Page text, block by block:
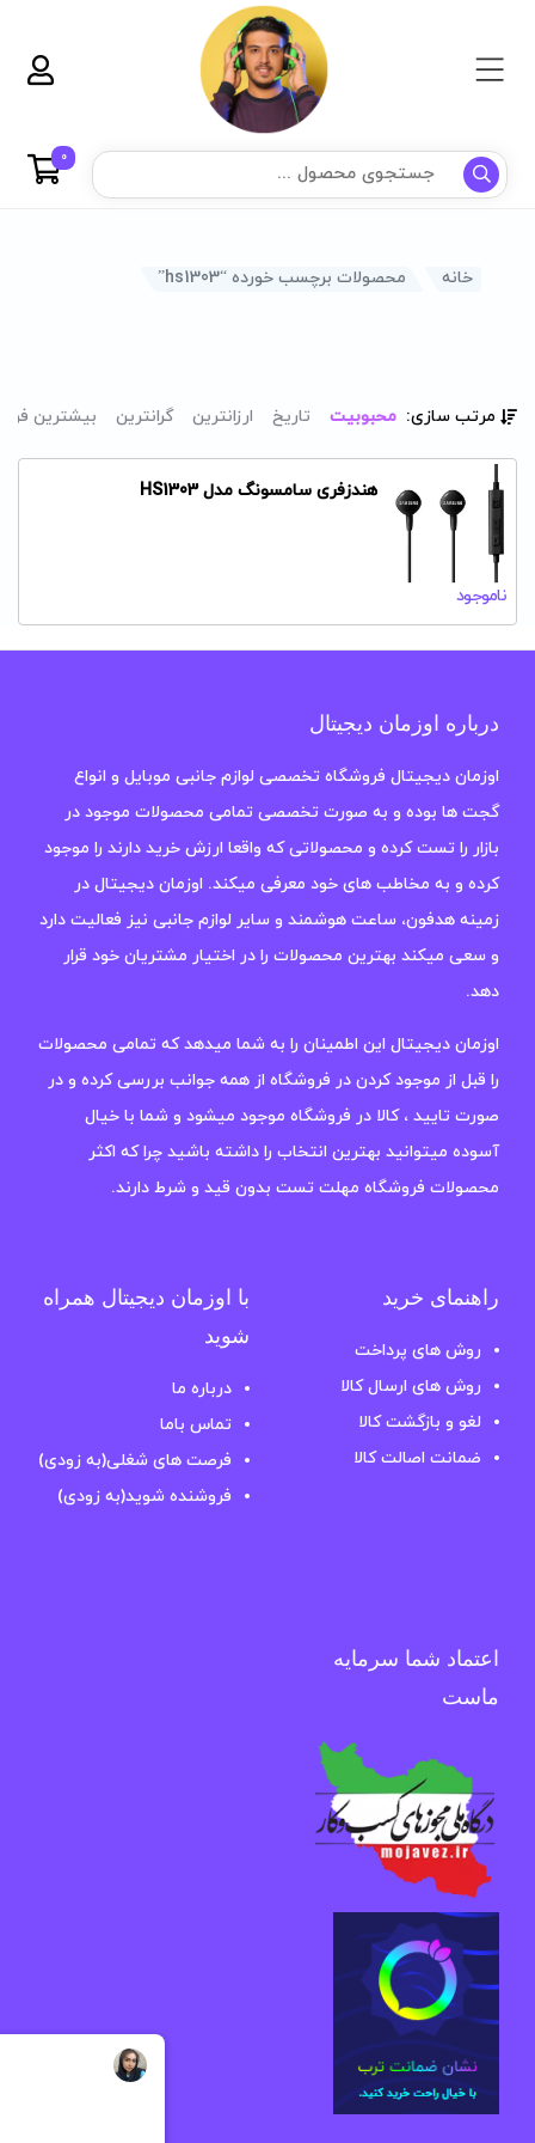
0
خانه محصولات برچسب خورده “hs1303”
مرتب سازی: محبوبیت تاریخ ارزانترین گرانترین بیشترین
هندزفری سامسونگ مدل HS1303
ناموجود
درباره اوزمان دیجیتال
اوزمان دیجیتال فروشگاه تخصصی لوازم جانبی موبایل و انواع
گجت ها بوده و به صورت تخصصی تمامی محصولات موجود در
بازار را تست کرده و محصولاتی که واقعا ارزش خرید دارند را موجود
کرده و به مخاطب های خود معرفی میکند. اوزمان دیجیتال در
زمینه هدفون، ساعت هوشمند و سایر لوازم جانبی نیز فعالیت دارد
و سعی میکند بهترین محصولات را در اختیار مشتریان خود قرار
دهد.
اوزمان دیجیتال این اطمینان را به شما میدهد که تمامی محصولات
را قبل از موجود کردن در فروشگاه از همه جوانب بررسی کرده و در
صورت تایید ، کالا در فروشگاه موجود میشود و شما با خیال
آسوده میتوانید بهترین انتخاب را داشته باشید چرا که اکثر
محصولات فروشگاه مهلت تست بدون قید و شرط دارند.
راهنمای خرید
روش های پرداخت
روش های ارسال کالا
لغو و بازگشت کالا
ضمانت اصالت کالا
با اوزمان دیجیتال همراه
شوید
درباره ما
تماس باما
فرصت های شغلی(به زودی)
فروشنده شوید(به زودی)
اعتماد شما سرمایه
ماست